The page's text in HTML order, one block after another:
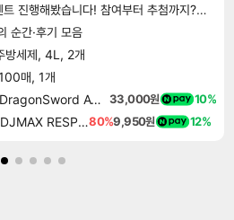
진행해봤습니다! 참여부터 추첨까지????
순간·후기 모음
방세제, 4L, 2개
매, 1개
드래곤소드 어웨이크닝 DragonSword Awakening 33,000원 10%
디제이맥스 리스펙트 V DJMAX RESPECT V80%9,950원 12%